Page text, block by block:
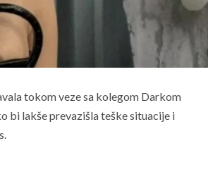
tokom veze sa kolegom Darkom
bi lakše prevazišla teške situacije i